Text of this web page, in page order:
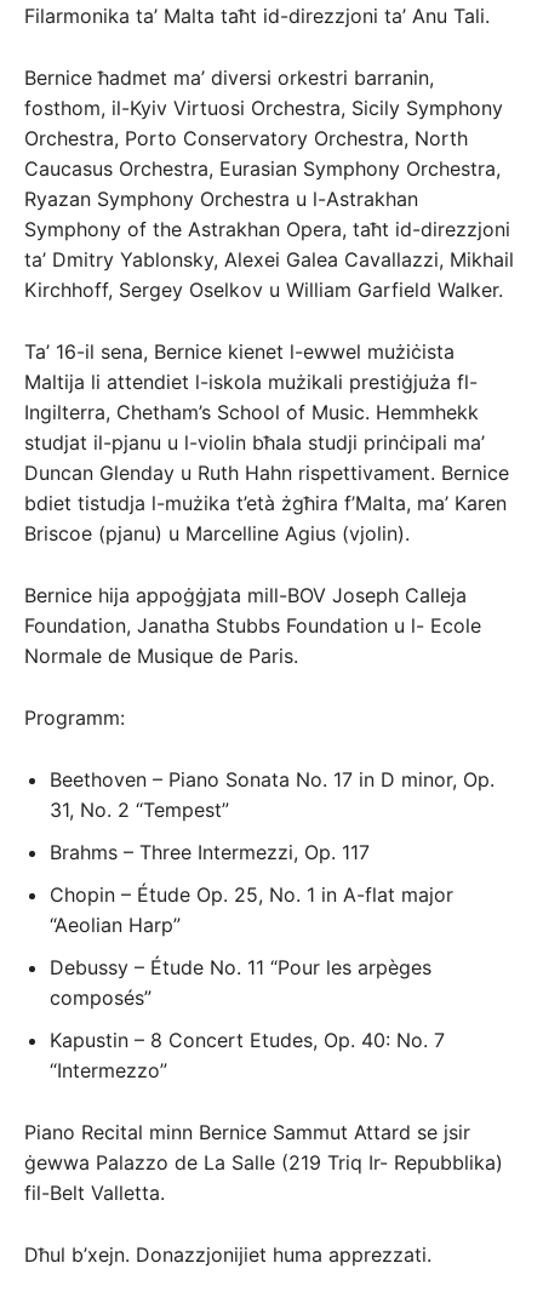
Filarmonika ta’ Malta taħt id-direzzjoni ta’ Anu Tali.
Bernice ħadmet ma’ diversi orkestri barranin,
fosthom, il-Kyiv Virtuosi Orchestra, Sicily Symphony
Orchestra, Porto Conservatory Orchestra, North
Caucasus Orchestra, Eurasian Symphony Orchestra,
Ryazan Symphony Orchestra u l-Astrakhan
Symphony of the Astrakhan Opera, taħt id-direzzjoni
ta’ Dmitry Yablonsky, Alexei Galea Cavallazzi, Mikhail
Kirchhoff, Sergey Oselkov u William Garfield Walker.
Ta’ 16-il sena, Bernice kienet l-ewwel mużiċista
Maltija li attendiet l-iskola mużikali prestiġjuża fl-
Ingilterra, Chetham’s School of Music. Hemmhekk
studjat il-pjanu u l-violin bħala studji prinċipali ma’
Duncan Glenday u Ruth Hahn rispettivament. Bernice
bdiet tistudja l-mużika t’età żgħira f’Malta, ma’ Karen
Briscoe (pjanu) u Marcelline Agius (vjolin).
Bernice hija appoġġjata mill-BOV Joseph Calleja
Foundation, Janatha Stubbs Foundation u l- Ecole
Normale de Musique de Paris.
Programm:
Beethoven – Piano Sonata No. 17 in D minor, Op.
31, No. 2 “Tempest”
Brahms – Three Intermezzi, Op. 117
Chopin – Étude Op. 25, No. 1 in A-flat major
“Aeolian Harp”
Debussy – Étude No. 11 “Pour les arpèges
composés”
Kapustin – 8 Concert Etudes, Op. 40: No. 7
“Intermezzo”
Piano Recital minn Bernice Sammut Attard se jsir
ġewwa Palazzo de La Salle (219 Triq Ir- Repubblika)
fil-Belt Valletta.
Dħul b’xejn. Donazzjonijiet huma apprezzati.